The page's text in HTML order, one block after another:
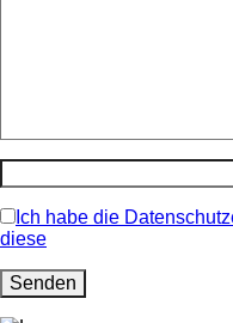
Ich habe die
diese